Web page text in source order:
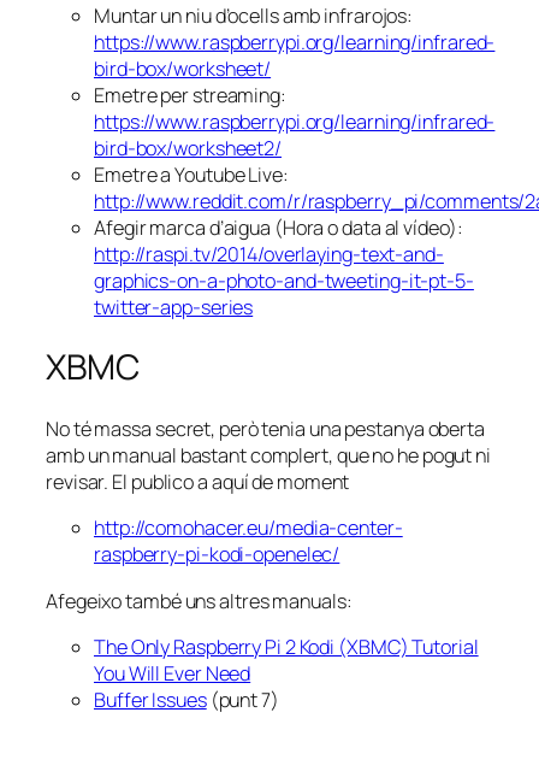
Muntar un niu d’ocells amb infrarojos:
https://www.raspberrypi.org/learning/infrared-
bird-box/worksheet/
Emetre per streaming:
https://www.raspberrypi.org/learning/infrared-
bird-box/worksheet2/
Emetre a Youtube Live:
http://www.reddit.com/r/raspberry_pi/
Afegir marca d’aigua (Hora o data al vídeo):
http://raspi.tv/2014/overlaying-text-and-
graphics-on-a-photo-and-tweeting-it-pt-5-
twitter-app-series
XBMC
No té massa secret, però tenia una pestanya oberta
amb un manual bastant complert, que no he pogut ni
revisar. El publico a aquí de moment
http://comohacer.eu/media-center-
raspberry-pi-kodi-openelec/
Afegeixo també uns altres manuals:
The Only Raspberry Pi 2 Kodi (XBMC) Tutorial
You Will Ever Need
Buffer Issues(punt 7)